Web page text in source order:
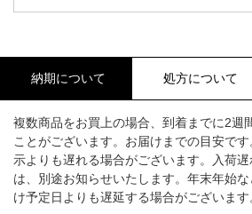
納期について 処方について
複数商品をお買上の場合、到着までに2週
ことがございます。お届けまでの目安で
示よりも遅れる場合がございます。入荷
は、別途お知らせいたします。年末年始
け予定日よりも遅延する場合がございます